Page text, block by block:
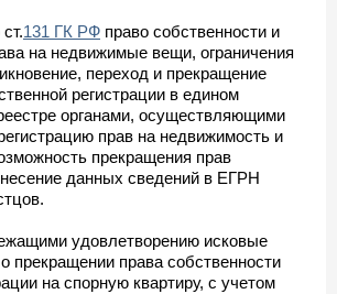
131 ГК РФ право собственности и
на недвижимые вещи, ограничения
переход и прекращение
регистрации в едином
органами, осуществляющими
прав на недвижимость и
прекращения прав
данных сведений в ЕГРН
удовлетворению исковые
прекращении права собственности
на спорную квартиру, с учетом